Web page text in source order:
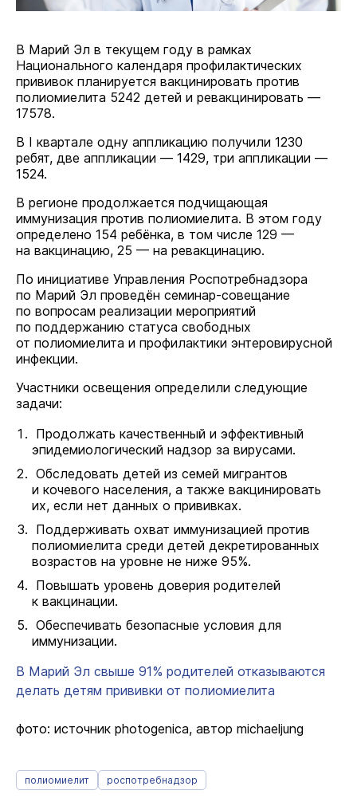
В Марий Эл в текущем году в рамках
Национального календаря профилактических
прививок планируется вакцинировать против
полиомиелита 5242 детей и ревакцинировать —
17578.
В I квартале одну аппликацию получили 1230
ребят, две аппликации — 1429, три аппликации —
1524.
В регионе продолжается подчищающая
иммунизация против полиомиелита. В этом году
определено 154 ребёнка, в том числе 129 —
на вакцинацию, 25 — на ревакцинацию.
По инициативе Управления Роспотребнадзора
по Марий Эл проведён семинар-совещание
по вопросам реализации мероприятий
по поддержанию статуса свободных
от полиомиелита и профилактики энтеровирусной
инфекции.
Участники освещения определили следующие
задачи:
Продолжать качественный и эффективный
эпидемиологический надзор за вирусами.
Обследовать детей из семей мигрантов
и кочевого населения, а также вакцинировать
их, если нет данных о прививках.
Поддерживать охват иммунизацией против
полиомиелита среди детей декретированных
возрастов на уровне не ниже 95%.
Повышать уровень доверия родителей
к вакцинации.
Обеспечивать безопасные условия для
иммунизации.
В Марий Эл свыше 91% родителей отказываются
делать детям прививки от полиомиелита
фото: источник photogenica, автор michaeljung
полиомиелит роспотребнадзор